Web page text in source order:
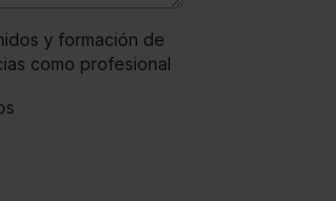
y formación de
como profesional